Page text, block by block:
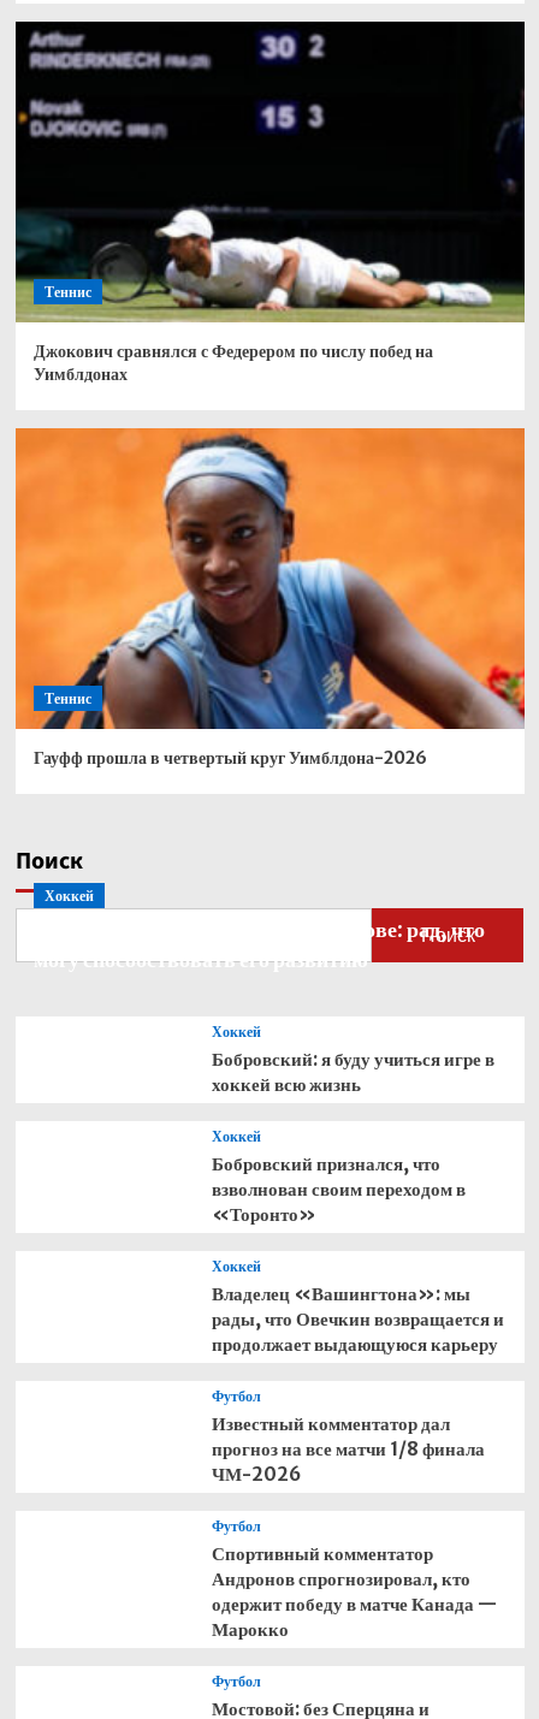
Теннис
Джокович сравнялся с Федерером по числу побед на
Уимблдонах
Теннис
Гауфф прошла в четвертый круг Уимблдона-2026
Поиск
Поиск
Хоккей
Бобровский — о голкипере Ахтямове: рад, что
могу способствовать его развитию
Хоккей
Бобровский: я буду учиться игре в
хоккей всю жизнь
Хоккей
Бобровский признался, что
взволнован своим переходом в
«Торонто»
Хоккей
Владелец «Вашингтона»: мы
рады, что Овечкин возвращается и
продолжает выдающуюся карьеру
Футбол
Известный комментатор дал
прогноз на все матчи 1/8 финала
ЧМ-2026
Футбол
Спортивный комментатор
Андронов спрогнозировал, кто
одержит победу в матче Канада —
Марокко
Футбол
Мостовой: без Сперцяна и